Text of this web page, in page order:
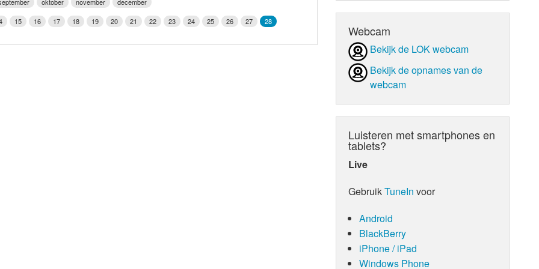
Weerman
15 16 17 18 19 20 21 22 23 24 25 26 27 28
Webcam
Bekijk de LOK webcam
Bekijk de opnames van de
webcam
Luisteren met smartphones en
tablets?
Live
GebruikTuneIn voor
Android
BlackBerry
iPhone / iPad
Windows Phone